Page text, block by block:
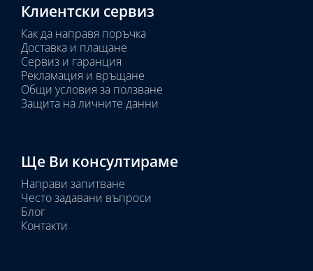
Клиентски сервиз
Как да направя поръчка
Доставка и плащане
Сервиз и гаранция
Рекламация и връщане
Общи условия за ползване
Защита на личните данни
Ще Ви консултираме
Направи запитване
Често задавани въпроси
Блог
Контакти